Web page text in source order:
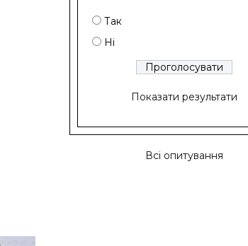
Так
Ні
Показати результати
Всі опитування